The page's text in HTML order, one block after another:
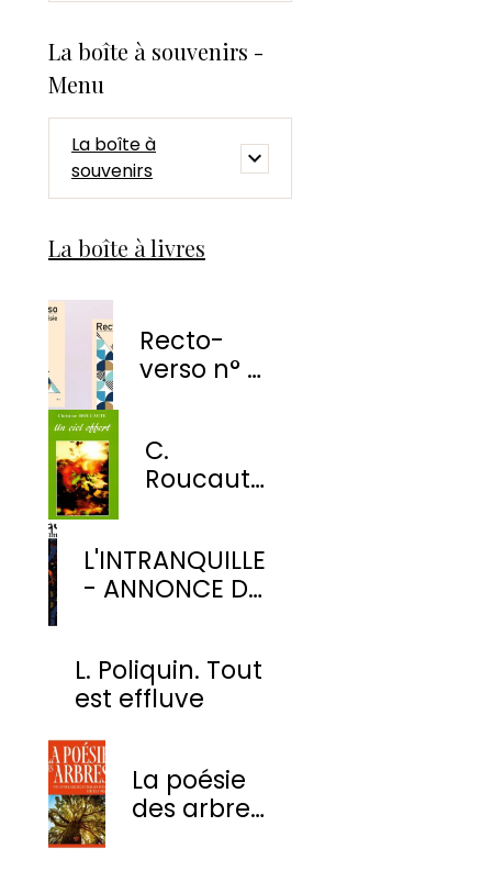
La boîte à souvenirs -
Menu
La boîte à
souvenirs
La boîte à livres
Recto-
verso n° 1
Éditions
C.
Roucaute
L'INTRANQUILLE
- ANNONCE DE
L. Poliquin. Tout
est effluve
La poésie
des arbres